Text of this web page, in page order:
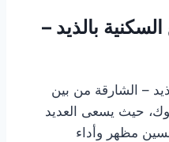
بالذيد –
– الشارقة من بين
حيث يسعى العديد
مظهر وأداء